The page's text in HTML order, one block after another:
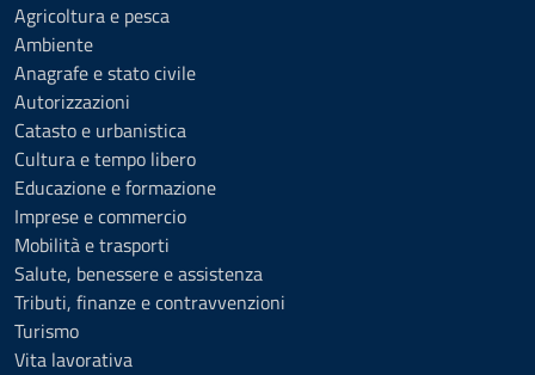
Agricoltura e pesca
Ambiente
Anagrafe e stato civile
Autorizzazioni
Catasto e urbanistica
Cultura e tempo libero
Educazione e formazione
Imprese e commercio
Mobilità e trasporti
Salute, benessere e assistenza
Tributi, finanze e contravvenzioni
Turismo
Vita lavorativa